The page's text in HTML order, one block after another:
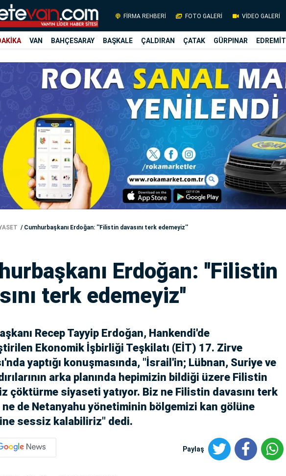
FİRMA REHBERİ FOTO GALERİ VİDEO GALERİ
VAN BAHÇESARAY BAŞKALE ÇALDIRAN ÇATAK GÜRPINAR EDREMİT
Cumhurbaşkanı Erdoğan: ''Filistin davasını terk edemeyiz''
Erdoğan: ''Filistin
terk edemeyiz''
Recep Tayyip Erdoğan, Hankendi'de
Ekonomik İşbirliği Teşkilatı (EİT) 17. Zirve
yaptığı konuşmasında, "İsrail'in; Lübnan, Suriye ve
arka planında hepimizin bildiği üzere Filistin
çöktürme siyaseti yatıyor. Biz ne Filistin davasını terk
de Netanyahu yönetiminin bölgemizi kan gölüne
sessiz kalabiliriz" dedi.
Paylaş